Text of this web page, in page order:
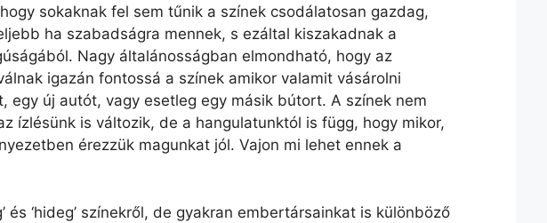
sokaknak fel sem tűnik a színek csodálatosan gazdag,
ha szabadságra mennek, s ezáltal kiszakadnak a
Nagy általánosságban elmondható, hogy az
igazán fontossá a színek amikor valamit vásárolni
egy új autót, vagy esetleg egy másik bútort. A színek nem
ízlésünk is változik, de a hangulatunktól is függ, hogy mikor,
érezzük magunkat jól. Vajon mi lehet ennek a
és ‘hideg’ színekről, de gyakran embertársainkat is különböző